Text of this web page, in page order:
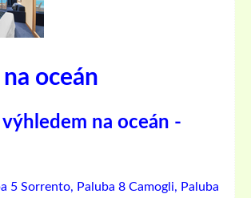
oceán
výhledem na oceán -
5 Sorrento, Paluba 8 Camogli, Paluba